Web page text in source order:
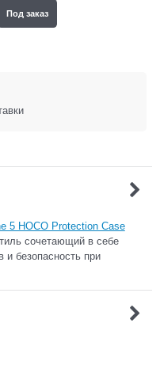
Под заказ
5 HOCO Protection Case
сочетающий в себе
и безопасность при